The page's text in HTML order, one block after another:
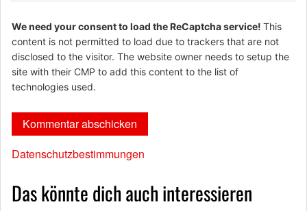
We need your consent to load the ReCaptcha service! This
content is not permitted to load due to trackers that are not
disclosed to the visitor. The website owner needs to setup the
site with their CMP to add this content to the list of
technologies used.
Datenschutzbestimmungen
Das könnte dich auch interessieren